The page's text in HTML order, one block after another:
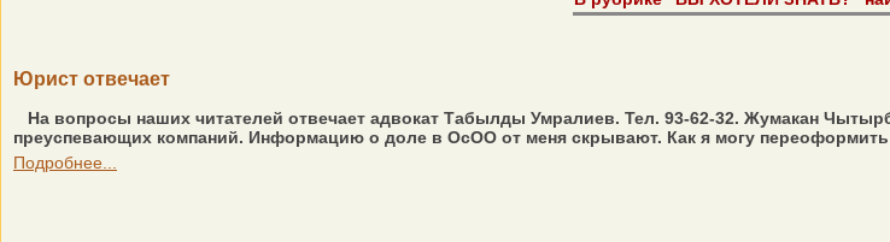
Юрист отвечает
На вопросы наших читателей отвечает адвокат Табылды Умралиев. Тел. 93-62-32. Жумакан
преуспевающих компаний. Информацию о доле в ОсОО от меня скрывают. Как я могу
Подробнее...